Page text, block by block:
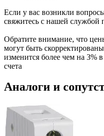
Если у вас возникли
свяжитесь с нашей службой
Обратите внимание, что
могут быть
изменится более чем на 3%
счета
Аналоги и